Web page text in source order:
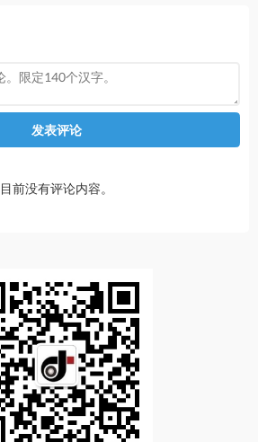
发表评论
目前没有评论内容。